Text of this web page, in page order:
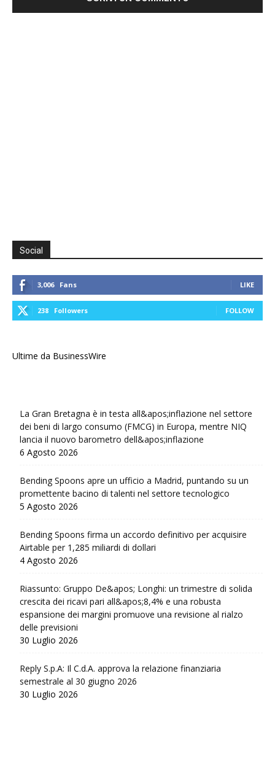
Social
3,006 Fans LIKE
238 Followers FOLLOW
Ultime da BusinessWire
La Gran Bretagna è in testa all&apos;inflazione nel settore
dei beni di largo consumo (FMCG) in Europa, mentre NIQ
lancia il nuovo barometro dell&apos;inflazione
6 Agosto 2026
Bending Spoons apre un ufficio a Madrid, puntando su un
promettente bacino di talenti nel settore tecnologico
5 Agosto 2026
Bending Spoons firma un accordo definitivo per acquisire
Airtable per 1,285 miliardi di dollari
4 Agosto 2026
Riassunto: Gruppo De&apos; Longhi: un trimestre di solida
crescita dei ricavi pari all&apos;8,4% e una robusta
espansione dei margini promuove una revisione al rialzo
delle previsioni
30 Luglio 2026
Reply S.p.A: Il C.d.A. approva la relazione finanziaria
semestrale al 30 giugno 2026
30 Luglio 2026